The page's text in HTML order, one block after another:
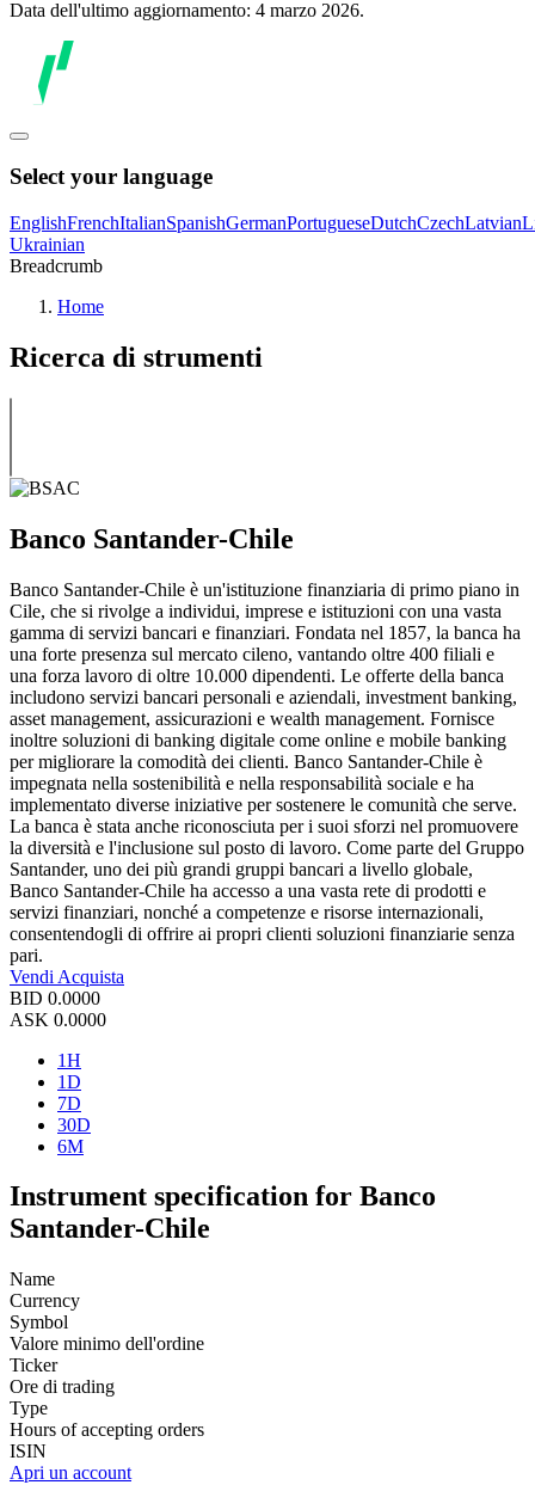
Data dell'ultimo aggiornamento: 4 marzo 2026.
Select your language
EnglishFrenchItalianSpanishGermanPortugueseDutchCzechLatvian
Ukrainian
Breadcrumb
Home
Ricerca di strumenti
Banco Santander-Chile
Banco Santander-Chile è un'istituzione finanziaria di primo piano in
Cile, che si rivolge a individui, imprese e istituzioni con una vasta
gamma di servizi bancari e finanziari. Fondata nel 1857, la banca ha
una forte presenza sul mercato cileno, vantando oltre 400 filiali e
una forza lavoro di oltre 10.000 dipendenti. Le offerte della banca
includono servizi bancari personali e aziendali, investment banking,
asset management, assicurazioni e wealth management. Fornisce
inoltre soluzioni di banking digitale come online e mobile banking
per migliorare la comodità dei clienti. Banco Santander-Chile è
impegnata nella sostenibilità e nella responsabilità sociale e ha
implementato diverse iniziative per sostenere le comunità che serve.
La banca è stata anche riconosciuta per i suoi sforzi nel promuovere
la diversità e l'inclusione sul posto di lavoro. Come parte del Gruppo
Santander, uno dei più grandi gruppi bancari a livello globale,
Banco Santander-Chile ha accesso a una vasta rete di prodotti e
servizi finanziari, nonché a competenze e risorse internazionali,
consentendogli di offrire ai propri clienti soluzioni finanziarie senza
pari.
Vendi Acquista
BID 0.0000
ASK 0.0000
1H
1D
7D
30D
6M
Instrument specification for Banco
Santander-Chile
Name
Currency
Symbol
Valore minimo dell'ordine
Ticker
Ore di trading
Type
Hours of accepting orders
ISIN
Apri un account